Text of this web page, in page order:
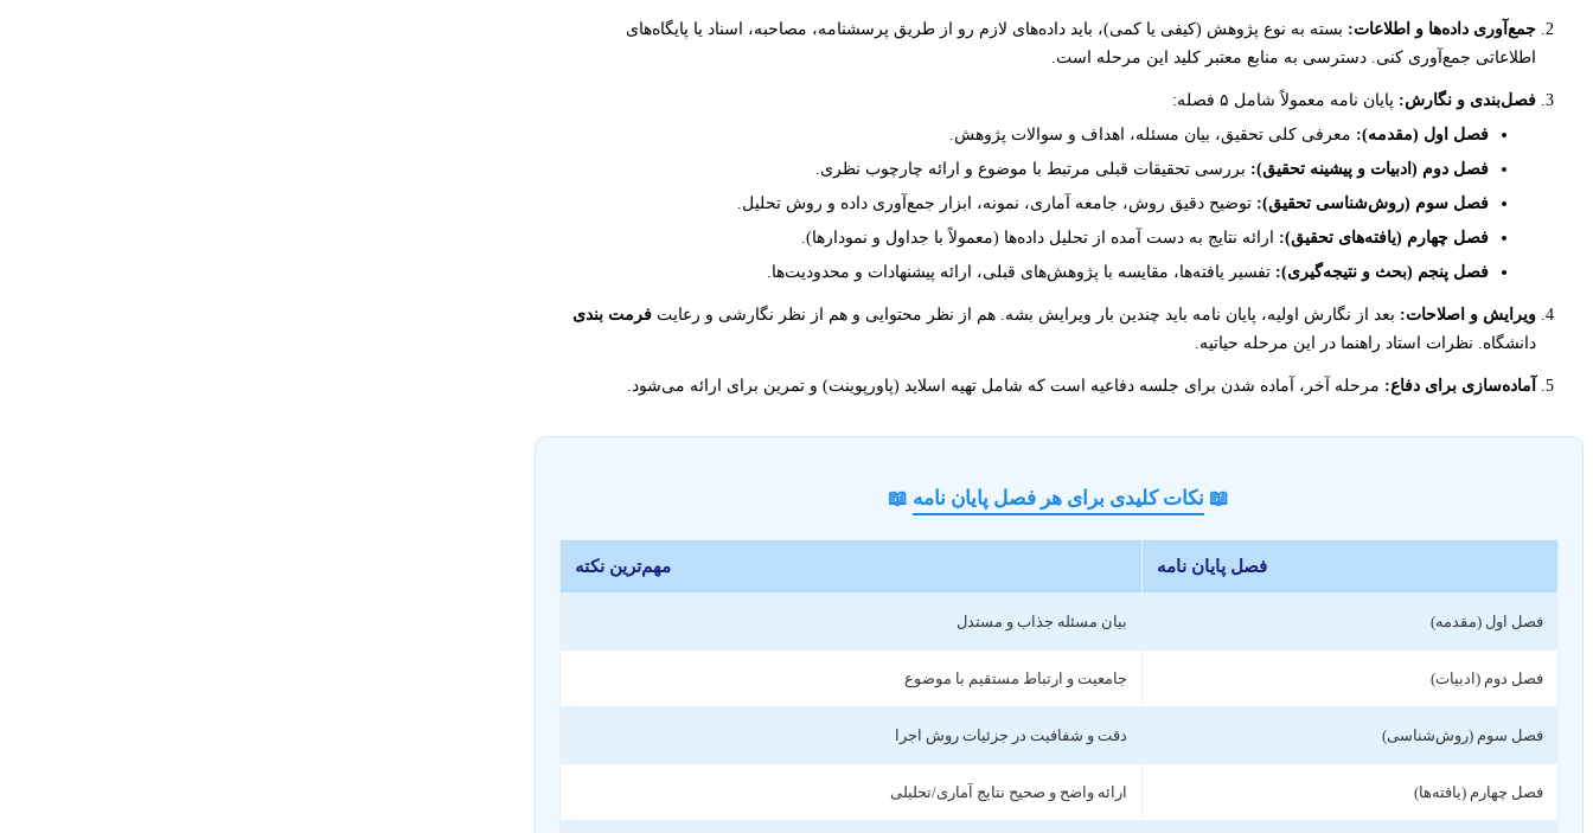
جمع‌آوری داده‌ها و اطلاعات: بسته به نوع پژوهش (کیفی یا کمی)، باید داده‌های لازم رو از طریق پرسشنامه، مصاحبه، اسناد یا پایگاه‌های
اطلاعاتی جمع‌آوری کنی. دسترسی به منابع معتبر کلید این مرحله است.
فصل‌بندی و نگارش: پایان نامه معمولاً شامل ۵ فصله:
فصل اول (مقدمه): معرفی کلی تحقیق، بیان مسئله، اهداف و سوالات پژوهش.
فصل دوم (ادبیات و پیشینه تحقیق): بررسی تحقیقات قبلی مرتبط با موضوع و ارائه چارچوب نظری.
فصل سوم (روش‌شناسی تحقیق): توضیح دقیق روش، جامعه آماری، نمونه، ابزار جمع‌آوری داده و روش تحلیل.
فصل چهارم (یافته‌های تحقیق): ارائه نتایج به دست آمده از تحلیل داده‌ها (معمولاً با جداول و نمودارها).
فصل پنجم (بحث و نتیجه‌گیری): تفسیر یافته‌ها، مقایسه با پژوهش‌های قبلی، ارائه پیشنهادات و محدودیت‌ها.
ویرایش و اصلاحات: بعد از نگارش اولیه، پایان نامه باید چندین بار ویرایش بشه. هم از نظر محتوایی و هم از نظر نگارشی و رعایت فرمت بندی
دانشگاه. نظرات استاد راهنما در این مرحله حیاتیه.
آماده‌سازی برای دفاع: مرحله آخر، آماده شدن برای جلسه دفاعیه است که شامل تهیه اسلاید (پاورپوینت) و تمرین برای ارائه می‌شود.
📖 نکات کلیدی برای هر فصل پایان نامه 📖
فصل پایان نامه مهم‌ترین نکته
فصل اول (مقدمه) بیان مسئله جذاب و مستدل
فصل دوم (ادبیات) جامعیت و ارتباط مستقیم با موضوع
فصل سوم (روش‌شناسی) دقت و شفافیت در جزئیات روش اجرا
فصل چهارم (یافته‌ها) ارائه واضح و صحیح نتایج آماری/تحلیلی